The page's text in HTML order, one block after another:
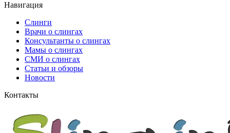
Навигация
Слинги
Врачи о слингах
Консультанты о слингах
Мамы о слингах
СМИ о слингах
Статьи и обзоры
Новости
Контакты